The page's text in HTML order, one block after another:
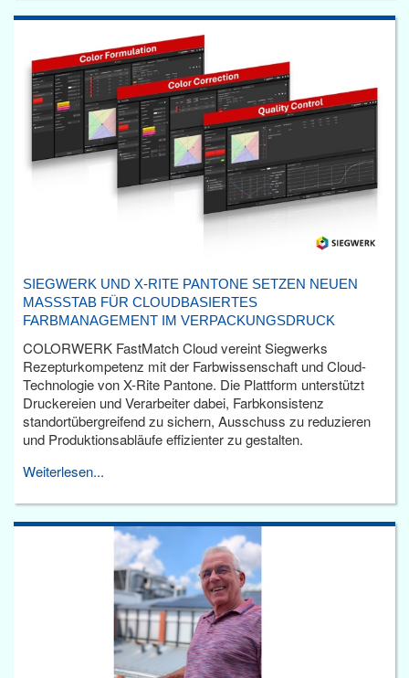
SIEGWERK UND X-RITE PANTONE SETZEN NEUEN
MASSSTAB FÜR CLOUDBASIERTES F
ARBMANAGEMENT IM VERPACKUNGSDRUCK
COLORWERK FastMatch Cloud vereint Siegwerks
Rezepturkompetenz mit der Farbwissenschaft und Cloud-
Technologie von X-Rite Pantone. Die Plattform unterstützt
Druckereien und Verarbeiter dabei, Farbkonsistenz
standortübergreifend zu sichern, Ausschuss zu reduzieren
und Produktionsabläufe effizienter zu gestalten.
Weiterlesen...